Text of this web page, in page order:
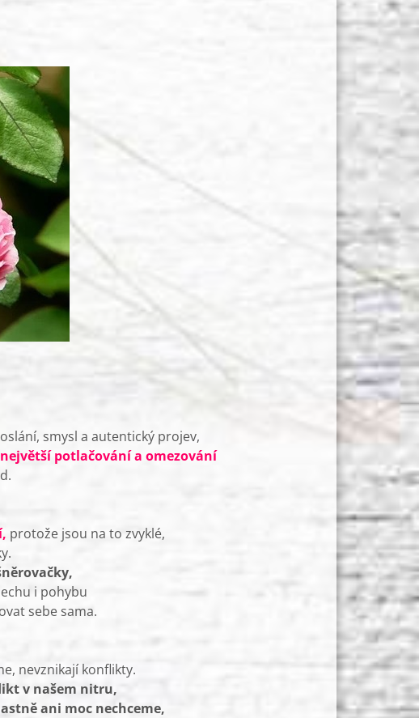
smysl a autentický projev,
potlačování a omezování
protože jsou na to zvyklé,
i pohybu
sebe sama.
nevznikají konflikty.
v našem nitru,
ani moc nechceme,